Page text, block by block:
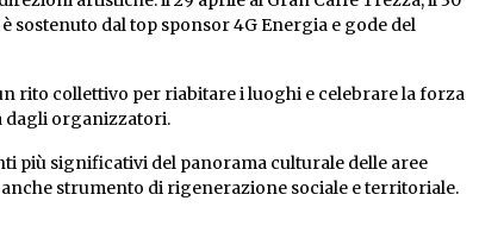
sostenuto dal top sponsor 4G Energia e gode del
rito collettivo per riabitare i luoghi e celebrare la forza
dagli organizzatori.
più significativi del panorama culturale delle aree
strumento di rigenerazione sociale e territoriale.